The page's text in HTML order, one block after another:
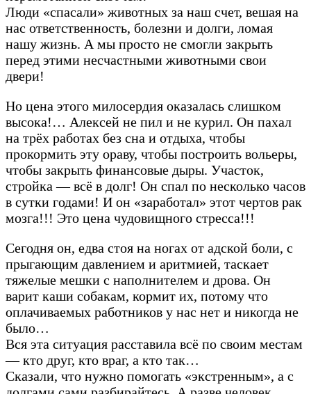
Люди «спасали» животных за наш счет, вешая на
нас ответственность, болезни и долги, ломая
нашу жизнь. А мы просто не смогли закрыть
перед этими несчастными животными свои
двери!
Но цена этого милосердия оказалась слишком
высока!… Алексей не пил и не курил. Он пахал
на трёх работах без сна и отдыха, чтобы
прокормить эту ораву, чтобы построить вольеры,
чтобы закрыть финансовые дыры. Участок,
стройка — всё в долг! Он спал по несколько часов
в сутки годами! И он «заработал» этот чертов рак
мозга!!! Это цена чудовищного стресса!!!
Сегодня он, едва стоя на ногах от адской боли, с
прыгающим давлением и аритмией, таскает
тяжелые мешки с наполнителем и дрова. Он
варит каши собакам, кормит их, потому что
оплачиваемых работников у нас нет и никогда не
было…
Вся эта ситуация расставила всё по своим местам
— кто друг, кто враг, а кто так…
Сказали, что нужно помогать «экстренным», а с